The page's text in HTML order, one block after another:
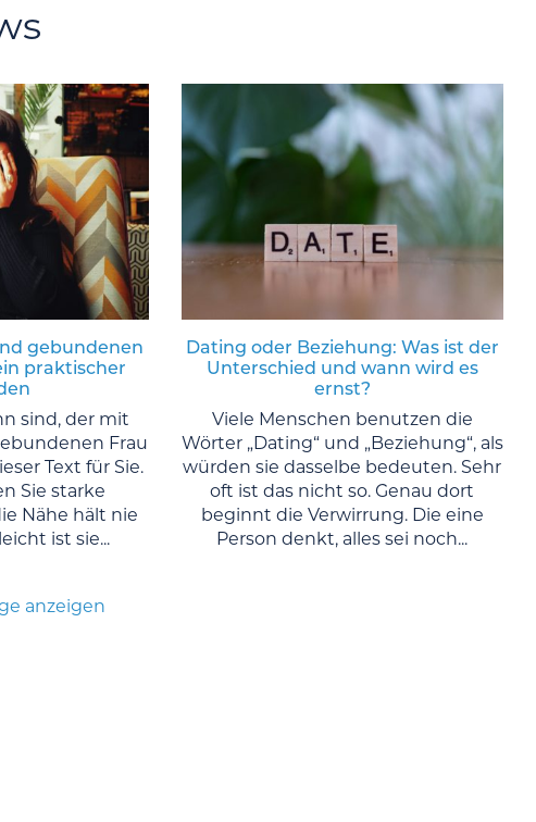
gebundenen
praktischer
sind, der mit
Frau
Text für Sie.
Sie starke
Nähe hält nie
ist sie...
Dating oder Beziehung: Was ist der
Unterschied und wann wird es
ernst?
Viele Menschen benutzen die
Wörter „Dating“ und „Beziehung“, als
würden sie dasselbe bedeuten. Sehr
oft ist das nicht so. Genau dort
beginnt die Verwirrung. Die eine
Person denkt, alles sei noch...
anzeigen